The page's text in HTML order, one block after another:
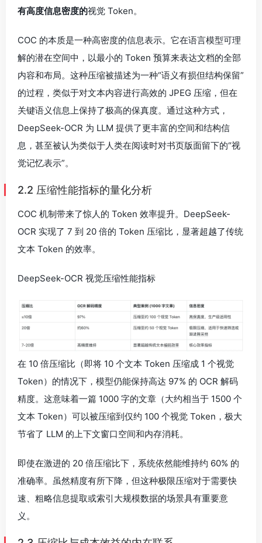
有高度信息密度的视觉 Token。
COC 的本质是一种高密度的信息表示。它在语言模型可理
解的潜在空间中，以最小的 Token 预算来表达文档的全部
内容和布局。这种压缩被描述为一种“语义有损但结构保留”
的过程，类似于对文本内容进行高效的 JPEG 压缩，但在
关键语义信息上保持了极高的保真度。通过这种方式，
DeepSeek-OCR 为 LLM 提供了更丰富的空间和结构信
息，甚至被认为类似于人类在阅读时对书页版面留下的“视
觉记忆表示”。
2.2 压缩性能指标的量化分析
COC 机制带来了惊人的 Token 效率提升。DeepSeek-
OCR 实现了 7 到 20 倍的 Token 压缩比，显著超越了传统
文本 Token 的效率。
DeepSeek-OCR 视觉压缩性能指标
在 10 倍压缩比（即将 10 个文本 Token 压缩成 1 个视觉
Token）的情况下，模型仍能保持高达 97% 的 OCR 解码
精度。这意味着一篇 1000 字的文章（大约相当于 1500 个
文本 Token）可以被压缩到仅约 100 个视觉 Token，极大
节省了 LLM 的上下文窗口空间和内存消耗。
即使在激进的 20 倍压缩比下，系统依然能维持约 60% 的
准确率。虽然精度有所下降，但这种极限压缩对于需要快
速、粗略信息提取或索引大规模数据的场景具有重要意
义。